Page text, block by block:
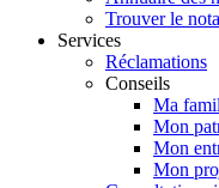
Trouver le
Services
Réclamations
Conseils
Ma
Mon
Mon
Mon